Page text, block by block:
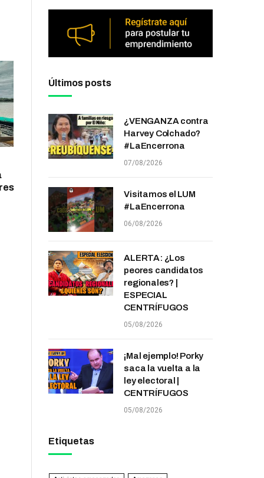
Últimos posts
¿VENGANZA contra
Harvey Colchado?
#LaEncerrona
07/08/2026
Visitamos el LUM
#LaEncerrona
06/08/2026
ALERTA: ¿Los
peores candidatos
regionales? |
ESPECIAL
CENTRÍFUGOS
05/08/2026
¡Mal ejemplo! Porky
saca la vuelta a la
ley electoral |
CENTRÍFUGOS
05/08/2026
Etiquetas